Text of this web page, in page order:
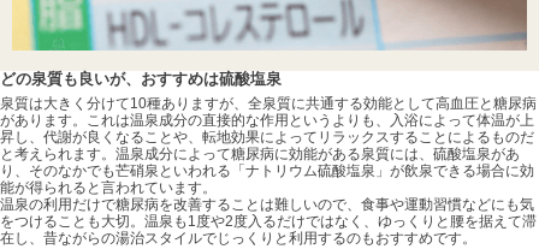
どの泉質も良いが、おすすめは硫酸塩泉
泉質は大きく分けて10種ありますが、全泉質に共通する効能として高血圧と糖尿病
があります。これは温泉成分の直接的な作用というよりも、入浴によって体温が上
昇し、代謝が良くなることや、転地効果によってリラックスすることによるものだ
と考えられます。温泉成分によって糖尿病に効能がある泉質には、硫酸塩泉があ
り、そのなかでも芒硝泉といわれる「ナトリウム硫酸塩泉」が飲泉できる場合に効
能が得られると言われています。
温泉の利用だけで糖尿病を改善することは難しいので、食事や運動習慣などにも気
をつけることも大切。温泉も1度や2度入るだけではなく、ゆっくりと腰を据えて滞
在し、昔ながらの湯治スタイルでじっくりと利用するのもおすすめです。